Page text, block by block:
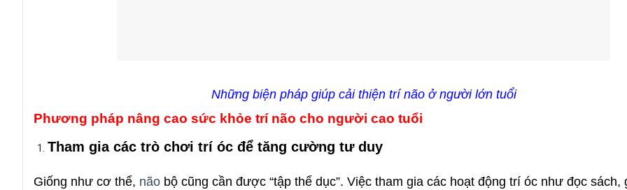
Những biện pháp giúp cải thiện trí não ở người lớn tuổi
Phương pháp nâng cao sức khỏe trí não cho người cao tuổi
Tham gia các trò chơi trí óc để tăng cường tư duy
Giống như cơ thể, não bộ cũng cần được “tập thể dục”. Việc tham gia các hoạt động trí óc như đọc sách,